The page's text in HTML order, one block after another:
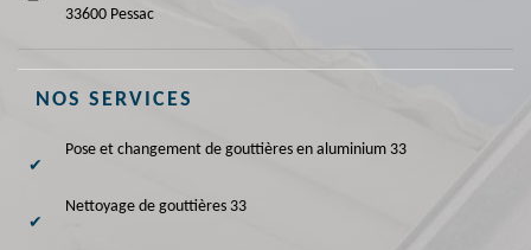
33600 Pessac
NOS SERVICES
Pose et changement de gouttières en aluminium 33
Nettoyage de gouttières 33